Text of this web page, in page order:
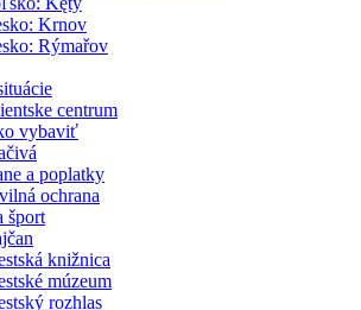
Krnov
Rýmařov
centrum
vybaviť
a poplatky
ochrana
šport
knižnica
múzeum
rozhlas